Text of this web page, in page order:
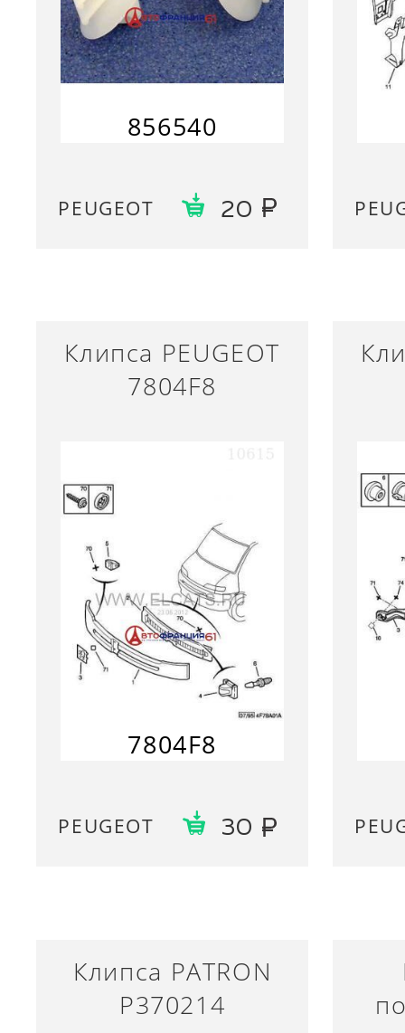
856540
PEUGEOT 20
Клипса PEUGEOT
7804F8
7804F8
PEUGEOT 30
Клипса PATRON
P370214